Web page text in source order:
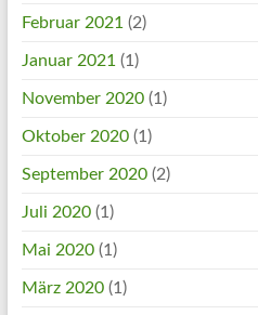
Februar 2021 (2)
Januar 2021 (1)
November 2020(1)
Oktober 2020(1)
September 2020(2)
Juli 2020(1)
Mai 2020(1)
März 2020(1)